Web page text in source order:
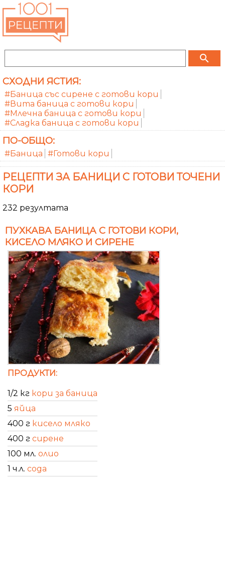
search
СХОДНИ ЯСТИЯ:
#Баница със сирене с готови кори
#Вита баница с готови кори
#Млечна баница с готови кори
#Сладка баница с готови кори
ПО-ОБЩО:
#Баница #Готови кори
РЕЦЕПТИ ЗА БАНИЦИ С ГОТОВИ ТОЧЕНИ
КОРИ
232 резултата
ПУХКАВА БАНИЦА С ГОТОВИ КОРИ,
КИСЕЛО МЛЯКО И СИРЕНЕ
ПРОДУКТИ:
1/2 кг кори за баница
5 яйца
400 г кисело мляко
400 г сирене
100 мл. олио
1 ч.л. сода